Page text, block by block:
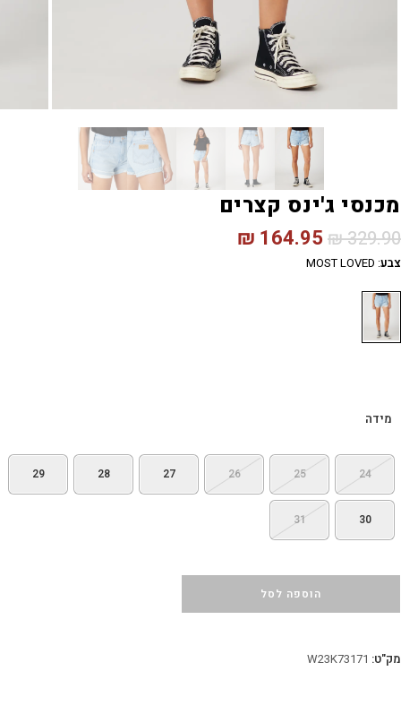
מכנסי ג'ינס קצרים
₪329.90
₪ 164.95
צבע:
MOST LOVED
מידה
24
25
26
27
28
29
30
31
הוספה לסל
מק"ט: W23K73171